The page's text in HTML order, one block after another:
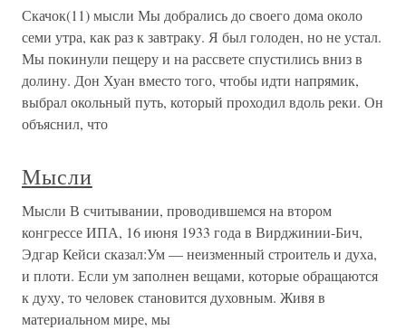
Скачок(11) мысли Мы добрались до своего дома около
семи утра, как раз к завтраку. Я был голоден, но не устал.
Мы покинули пещеру и на рассвете спустились вниз в
долину. Дон Хуан вместо того, чтобы идти напрямик,
выбрал окольный путь, который проходил вдоль реки. Он
объяснил, что
Мысли
Мысли В считывании, проводившемся на втором
конгрессе ИПА, 16 июня 1933 года в Вирджинии-Бич,
Эдгар Кейси сказал:Ум — неизменный строитель и духа,
и плоти. Если ум заполнен вещами, которые обращаются
к духу, то человек становится духовным. Живя в
материальном мире, мы